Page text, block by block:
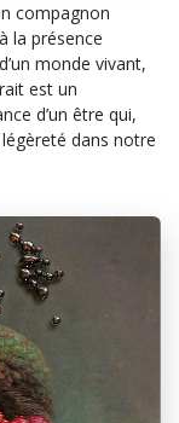
compagnon
la présence
monde vivant,
est un
d’un être qui,
dans notre